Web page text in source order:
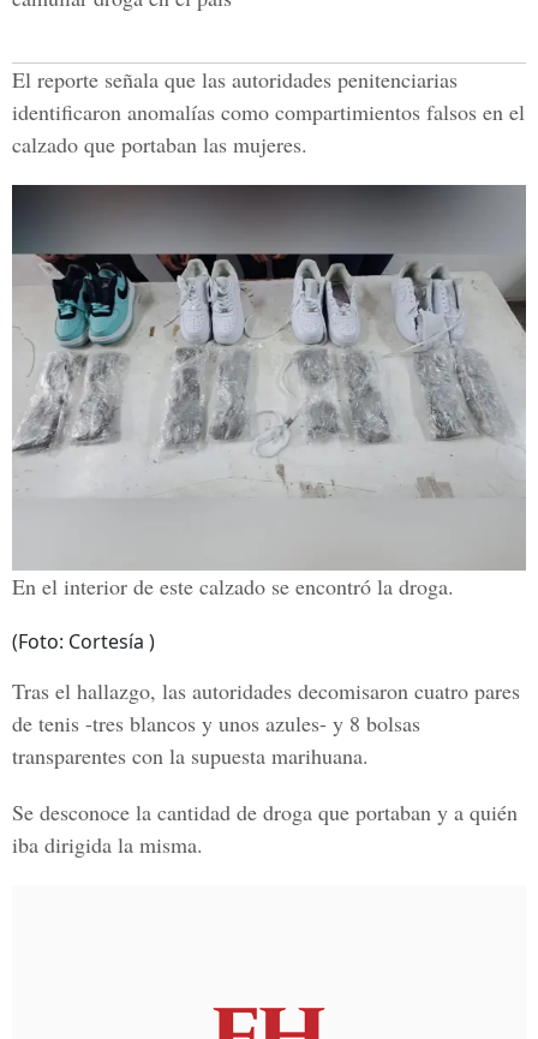
El reporte señala que las autoridades penitenciarias
identificaron anomalías como compartimientos falsos en el
calzado que portaban las mujeres.
En el interior de este calzado se encontró la droga.
(Foto: Cortesía )
Tras el hallazgo, las autoridades decomisaron cuatro pares
de tenis -tres blancos y unos azules- y 8 bolsas
transparentes con la supuesta marihuana.
Se desconoce la cantidad de droga que portaban y a quién
iba dirigida la misma.